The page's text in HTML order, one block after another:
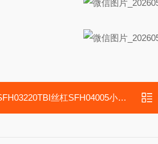
丝杠SFH04005小型螺纹车MSB-100传动轴承